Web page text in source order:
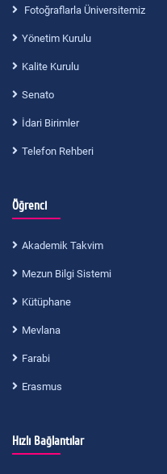
Fotoğraflarla Üniversitemiz
Yönetim Kurulu
Kalite Kurulu
Senato
İdari Birimler
Telefon Rehberi
Öğrenci
Akademik Takvim
Mezun Bilgi Sistemi
Kütüphane
Mevlana
Farabi
Erasmus
Hızlı Bağlantılar